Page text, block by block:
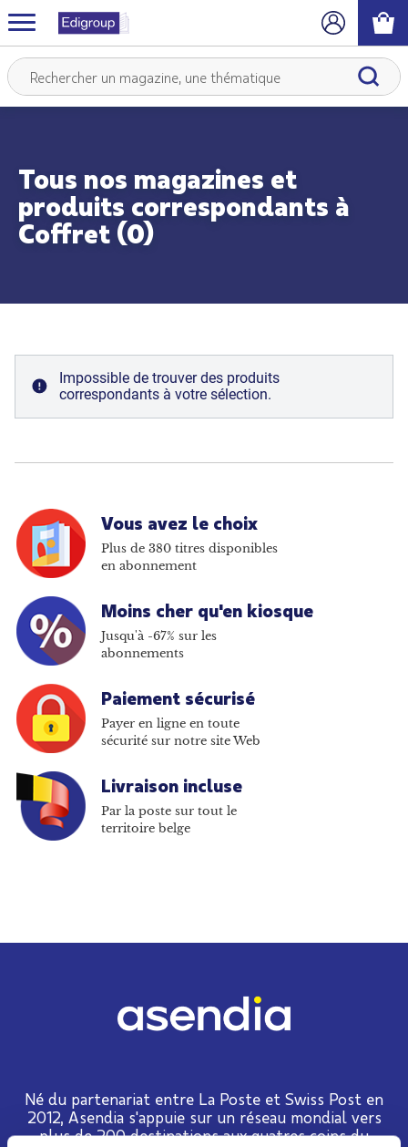
Tous nos magazines et
produits correspondants à
Coffret (0)
Impossible de trouver des produits
correspondants à votre sélection.
Vous avez le choix
Plus de 380 titres disponibles
en abonnement
Moins cher qu'en kiosque
Jusqu'à -67% sur les
abonnements
Paiement sécurisé
Payer en ligne en toute
sécurité sur notre site Web
Livraison incluse
Par la poste sur tout le
territoire belge
Né du partenariat entre La Poste et Swiss Post en
2012, Asendia s'appuie sur un réseau mondial vers
plus de 200 destinations aux quatres coins du